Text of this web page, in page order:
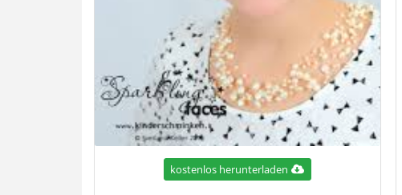
kostenlos herunterladen